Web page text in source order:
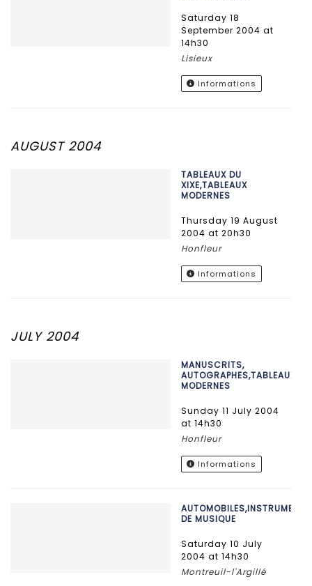
Saturday 18
September 2004 at
14h30
Lisieux
Informations
AUGUST 2004
TABLEAUX DU
XIXE,TABLEAUX
MODERNES
Thursday 19 August
2004 at 20h30
Honfleur
Informations
JULY 2004
MANUSCRITS,
AUTOGRAPHES,TABLEAUX
MODERNES
Sunday 11 July 2004
at 14h30
Honfleur
Informations
AUTOMOBILES,INSTRUMENTS
DE MUSIQUE
Saturday 10 July
2004 at 14h30
Montreuil-l'Argillé